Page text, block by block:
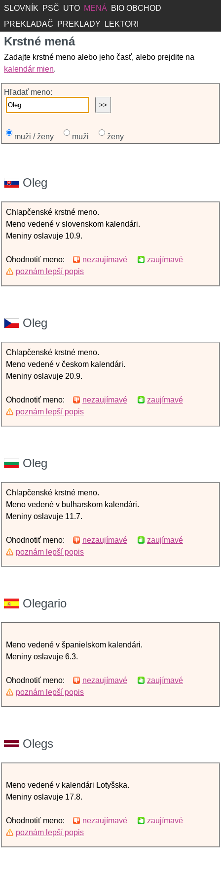
SLOVNÍK PSČ UTO MENÁ
BIO OBCHOD
PREKLADAČ
PREKLADY LEKTORI
Krstné mená
Zadajte krstné meno alebo jeho časť, alebo prejdite na
kalendár mien.
Hľadať meno:
muži / ženy muži ženy
Oleg
Chlapčenské krstné meno.
Meno vedené v slovenskom kalendári.
Meniny oslavuje 10.9.
Ohodnotiť meno: nezaujímavé
zaujímavé
poznám lepší popis
Oleg
Chlapčenské krstné meno.
Meno vedené v českom kalendári.
Meniny oslavuje 20.9.
Ohodnotiť meno: nezaujímavé
zaujímavé
poznám lepší popis
Oleg
Chlapčenské krstné meno.
Meno vedené v bulharskom kalendári.
Meniny oslavuje 11.7.
Ohodnotiť meno: nezaujímavé
zaujímavé
poznám lepší popis
Olegario
Meno vedené v španielskom kalendári.
Meniny oslavuje 6.3.
Ohodnotiť meno: nezaujímavé
zaujímavé
poznám lepší popis
Olegs
Meno vedené v kalendári Lotyšska.
Meniny oslavuje 17.8.
Ohodnotiť meno: nezaujímavé
zaujímavé
poznám lepší popis